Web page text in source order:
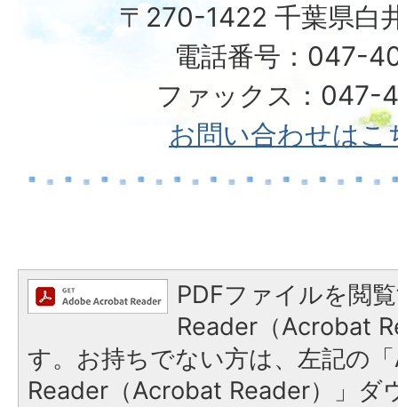
〒270-1422 千葉県白
電話番号：047-
ファックス：047-
お問い合わせはこ
PDFファイルを閲
Reader（Acrobat
す。お持ちでない方は、左記の
Reader（Acrobat Reader）」ダ